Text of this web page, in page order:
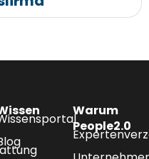
Warum
People2.0